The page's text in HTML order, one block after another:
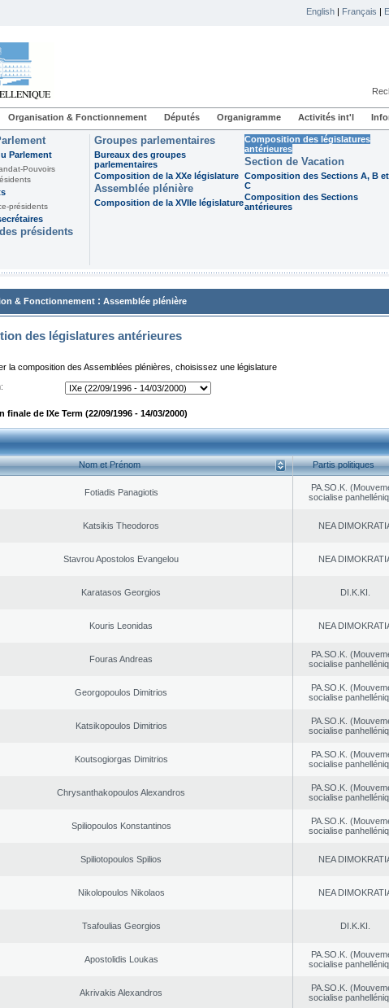
English | Français |
Organisation & Fonctionnement Députés Organigramme Activités int'l
Parlement
Pouvoirs
présidents
présidents
Groupes parlementaires
Bureaux des groupes
parlementaires
Composition de la XXe législature
Assemblée plénière
Composition de la XVIIe législature
Composition des législatures
antérieures
Section de Vacation
Composition des Sections A, B et
C
Composition des Sections
antérieures
& Fonctionnement : Assemblée plénière
des législatures antérieures
la composition des Assemblées plénières, choisissez une législature
finale de IXe Term (22/09/1996 - 14/03/2000)
Nom et Prénom Partis politiques
Fotiadis Panagiotis
PA.SO.K.
socialise
Katsikis Theodoros NEA
Stavrou Apostolos Evangelou NEA
Karatasos Georgios DI.K.KI.
Kouris Leonidas NEA
Fouras Andreas
PA.SO.K.
socialise
Georgopoulos Dimitrios
PA.SO.K.
socialise
Katsikopoulos Dimitrios
PA.SO.K.
socialise
Koutsogiorgas Dimitrios
PA.SO.K.
socialise
Chrysanthakopoulos Alexandros
PA.SO.K.
socialise
Spiliopoulos Konstantinos
PA.SO.K.
socialise
Spiliotopoulos Spilios NEA
Nikolopoulos Nikolaos NEA
Tsafoulias Georgios DI.K.KI.
Apostolidis Loukas
PA.SO.K.
socialise
Akrivakis Alexandros
PA.SO.K.
socialise